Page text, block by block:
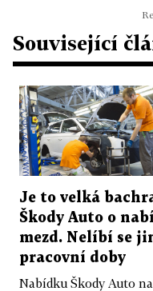
Související
Je to velká
Škody Auto o
mezd. Nelíbí se
pracovní doby
Nabídku Škody Auto